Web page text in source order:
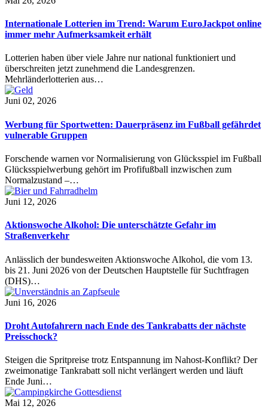
Internationale Lotterien im Trend: Warum EuroJackpot online
immer mehr Aufmerksamkeit erhält
Lotterien haben über viele Jahre nur national funktioniert und
überschreiten jetzt zunehmend die Landesgrenzen.
Mehrländerlotterien aus…
Juni 02, 2026
Werbung für Sportwetten: Dauerpräsenz im Fußball gefährdet
vulnerable Gruppen
Forschende warnen vor Normalisierung von Glücksspiel im Fußball
Glücksspielwerbung gehört im Profifußball inzwischen zum
Normalzustand –…
Juni 12, 2026
Aktionswoche Alkohol: Die unterschätzte Gefahr im
Straßenverkehr
Anlässlich der bundesweiten Aktionswoche Alkohol, die vom 13.
bis 21. Juni 2026 von der Deutschen Hauptstelle für Suchtfragen
(DHS)…
Juni 16, 2026
Droht Autofahrern nach Ende des Tankrabatts der nächste
Preisschock?
Steigen die Spritpreise trotz Entspannung im Nahost-Konflikt? Der
zweimonatige Tankrabatt soll nicht verlängert werden und läuft
Ende Juni…
Mai 12, 2026